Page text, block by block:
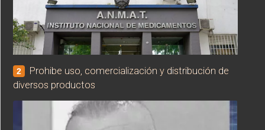
2
Prohibe uso, comercialización y distribución de
diversos productos